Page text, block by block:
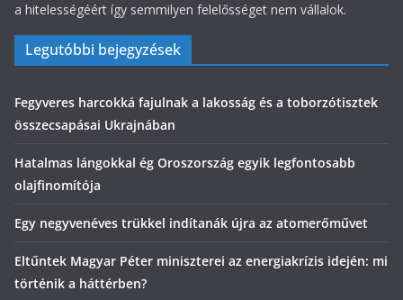
a hitelességéért így semmilyen felelősséget nem vállalok.
Legutóbbi bejegyzések
Fegyveres harcokká fajulnak a lakosság és a toborzótisztek
összecsapásai Ukrajnában
Hatalmas lángokkal ég Oroszország egyik legfontosabb
olajfinomítója
Egy negyvenéves trükkel indítanák újra az atomerőművet
Eltűntek Magyar Péter miniszterei az energiakrízis idején: mi
történik a háttérben?